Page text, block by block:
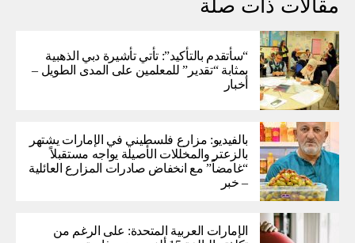
مقالات ذات صلة
“سأتقدم بالتأكيد”: تأتي تأشيرة دبي الذهبية
بمثابة “تقدير” للمعلمين على المدى الطويل –
أخبار
بالفيديو: مزارع فلسطيني في الإمارات يشتهر
بالزعتر والمخللات الأصيلة يواجه مستقبلاً
“غامضاً” ​​مع انخفاض صادرات المزارع العائلية
– خبر
الإمارات العربية المتحدة: على الرغم من